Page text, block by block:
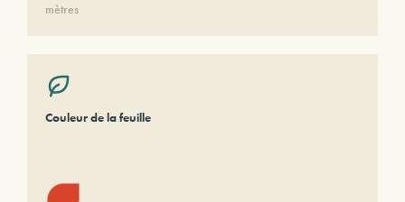
mètres
Couleur de la feuille